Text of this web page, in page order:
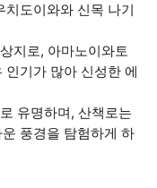
도이와와 신목 나기
지로, 아마노이와토
기가 많아 신성한 에
유명하며, 산책로는
풍경을 탐험하게 하